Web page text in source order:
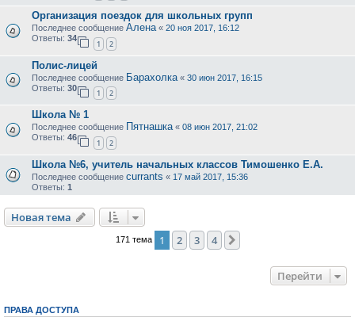
Организация поездок для школьных групп
Последнее сообщение Алена « 20 ноя 2017, 16:12
Ответы: 34
1 2
Полис-лицей
Последнее сообщение Барахолка « 30 июн 2017, 16:15
Ответы: 30
1 2
Школа № 1
Последнее сообщение Пятнашка « 08 июн 2017, 21:02
Ответы: 46
1 2
Школа №6, учитель начальных классов Тимошенко Е.А.
Последнее сообщение currants « 17 май 2017, 15:36
Ответы: 1
Новая тема
171 тема 1 2 3 4
Перейти
ПРАВА ДОСТУПА